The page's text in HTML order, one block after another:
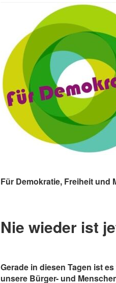
Für Demokratie, Freiheit und
Nie wieder ist
Gerade in diesen Tagen ist
unsere Bürger- und